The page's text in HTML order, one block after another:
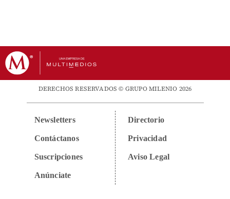
DERECHOS RESERVADOS © GRUPO MILENIO 2026
Newsletters
Contáctanos
Suscripciones
Anúnciate
Directorio
Privacidad
Aviso Legal